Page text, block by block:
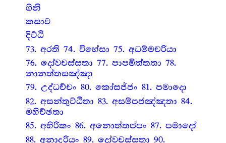
ගිනි
කසාව
දිට්ඨි
73. අරති 74. විහේසා 75. අධම්මචරියා
76. දෝවචස්සතා 77. පාපමිත්තතා 78.
නානත්තසඤ්ඤා
79. උද්ධච්චං 80. කෝසජ්ජං 81. පමාදො
82. අසන්තුට්ඨිතා 83. අසම්පජඤ්ඤතා 84.
මහිච්ඡතා
85. අහිරිකං 86. අනොත්තප්පං 87. පමාදෝ
88. අනාදරියං 89. දෝවචස්සතා 90.